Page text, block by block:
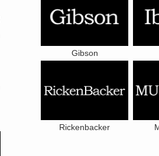
Gibson
Rickenbacker